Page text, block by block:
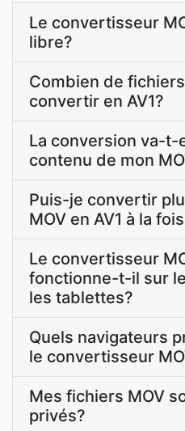
Le convertisseur
libre?
Combien de
convertir en AV1?
La conversion va-t-
contenu de mon
Puis-je convertir
MOV en AV1 à la
Le convertisseur
fonctionne-t-il sur
les tablettes?
Quels navigateurs
le convertisseur
Mes fichiers MOV
privés?